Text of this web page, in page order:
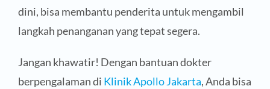
dini, bisa membantu penderita untuk mengambil
langkah penanganan yang tepat segera.
Jangan khawatir! Dengan bantuan dokter
berpengalaman di Klinik Apollo Jakarta, Anda bisa